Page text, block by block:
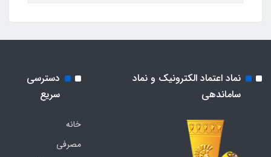
نماد اعتماد الکترونیک و نماد
ساماندهی
دسترسی
سریع
خانه
مصرفی